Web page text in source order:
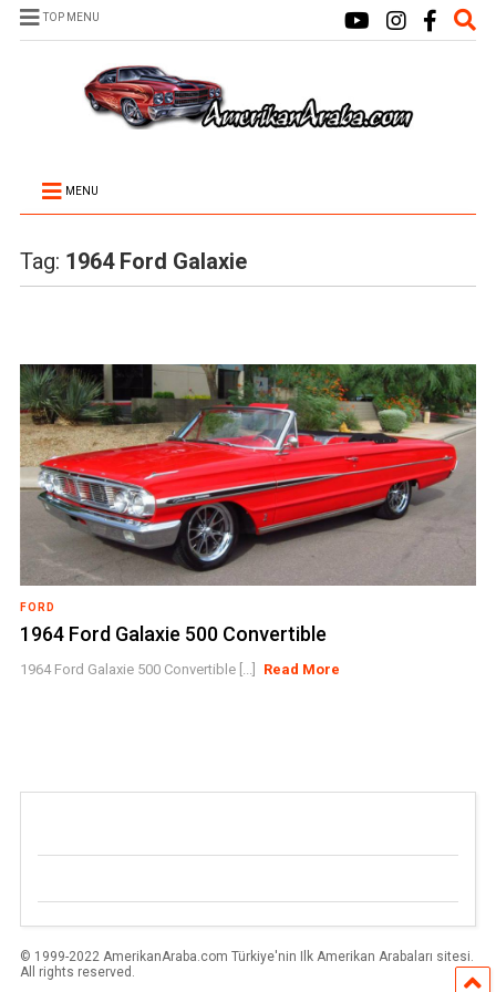
TOP MENU
MENU
Tag: 1964 Ford Galaxie
FORD
1964 Ford Galaxie 500 Convertible
1964 Ford Galaxie 500 Convertible [...] Read More
© 1999-2022 AmerikanAraba.com Türkiye'nin Ilk Amerikan Arabaları sitesi.
All rights reserved.